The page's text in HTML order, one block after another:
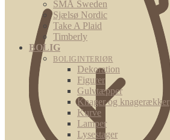
SMÅ Sweden
Sjælsø Nordic
Take A Plaid
Timberly
BOLIG
BOLIGINTERIØR
Dekoration
Figurer
Gulvtæpper
Knager og knagerækker
Kurve
Lamper
Lysestager